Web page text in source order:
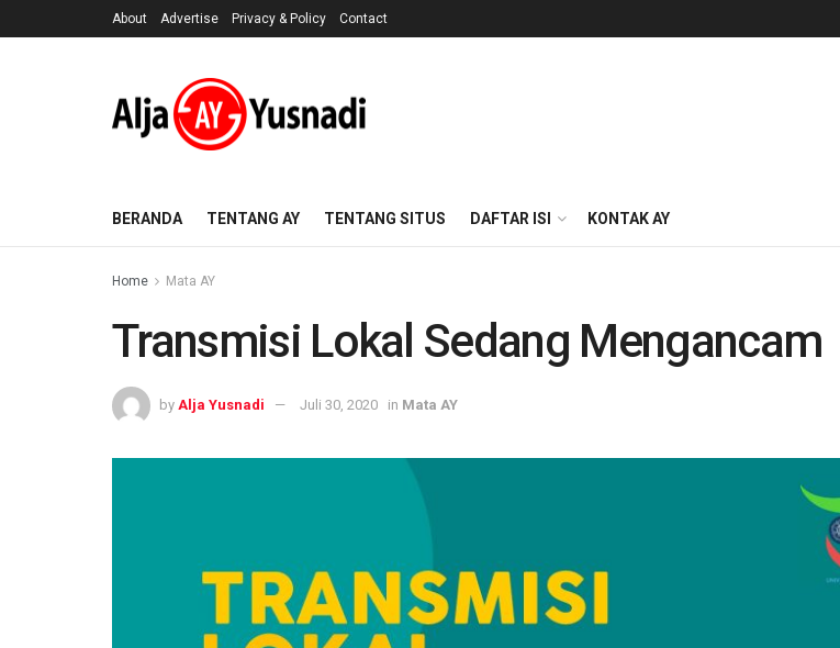
About Advertise Privacy & Policy Contact
BERANDA TENTANG AY TENTANG SITUS DAFTAR ISI KONTAK AY
Home Mata AY
Transmisi Lokal Sedang Mengancam
by Alja Yusnadi Juli 30, 2020 in Mata AY